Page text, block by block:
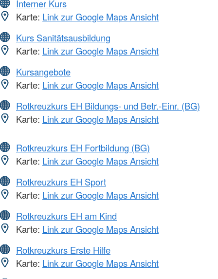
Interner Kurs
Karte: Link zur Google Maps Ansicht
Kurs Sanitätsausbildung
Karte: Link zur Google Maps Ansicht
Kursangebote
Karte: Link zur Google Maps Ansicht
Rotkreuzkurs EH Bildungs- und Betr.-Einr. (BG)
Karte: Link zur Google Maps Ansicht
Rotkreuzkurs EH Fortbildung (BG)
Karte: Link zur Google Maps Ansicht
Rotkreuzkurs EH Sport
Karte: Link zur Google Maps Ansicht
Rotkreuzkurs EH am Kind
Karte: Link zur Google Maps Ansicht
Rotkreuzkurs Erste Hilfe
Karte: Link zur Google Maps Ansicht